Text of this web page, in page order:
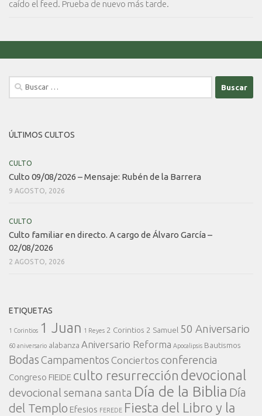
caído el feed. Prueba de nuevo más tarde.
Buscar:
ÚLTIMOS CULTOS
CULTO
Culto 09/08/2026 – Mensaje: Rubén de la Barrera
9 AGOSTO, 2026
CULTO
Culto familiar en directo. A cargo de Álvaro García –
02/08/2026
2 AGOSTO, 2026
ETIQUETAS
1 Corintios 1 Juan 1 Reyes 2 Corintios 2 Samuel 50 Aniversario
60 aniversario alabanza Aniversario Reforma Apocalipsis Bautismos
Bodas Campamentos Conciertos conferencia
Congreso FIEIDE culto resurrección devocional
devocional semana santa Día de la Biblia Día
del Templo Efesios FEREDE Fiesta del Libro y la